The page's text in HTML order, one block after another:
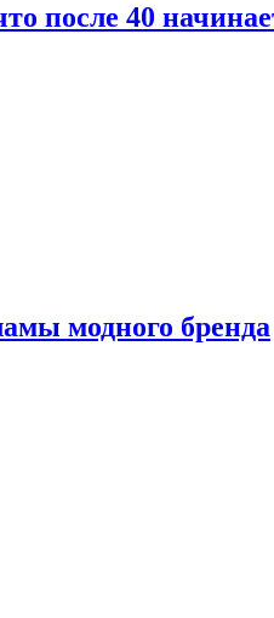
после 40
модного бренда